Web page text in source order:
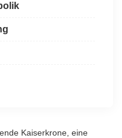
Kaiserkrone, eine